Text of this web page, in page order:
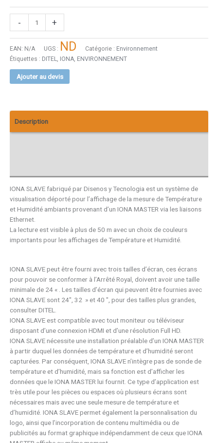
- +
EAN: N/A UGS : ND Catégorie : Environnement
Étiquettes : DITEL, IONA, ENVIRONNEMENT
Ajouter au devis
Description
IONA SLAVE fabriqué par Disenos y Tecnologia est un système de
visualisation déporté pour l’affichage de la mesure de Température
et Humidité ambiants provenant d’un IONA MASTER via les liaisons
Ethernet.
La lecture est visible à plus de 50 m avec un choix de couleurs
importants pour les affichages de Température et Humidité.
IONA SLAVE peut être fourni avec trois tailles d’écran, ces écrans
pour pouvoir se conformer à l’Arrêté Royal, doivent avoir une taille
minimale de 24 « . Les tailles d’écran qui peuvent être fournies avec
IONA SLAVE sont 24″, 32 » et 40 ″, pour des tailles plus grandes,
consulter DITEL.
IONA SLAVE est compatible avec tout moniteur ou téléviseur
disposant d’une connexion HDMI et d’une résolution Full HD.
IONA SLAVE nécessite une installation préalable d’un IONA MASTER
à partir duquel les données de température et d’humidité seront
capturées. Par conséquent, IONA SLAVE n’intègre pas de sonde de
température et d’humidité, mais sa fonction est d’afficher les
données que le IONA MASTER lui fournit. Ce type d’application est
très utile pour les pièces ou espaces où plusieurs écrans sont
nécessaires mais avec une seule mesure de température et
d’humidité. IONA SLAVE permet également la personnalisation du
logo, ainsi que l’incorporation de contenu multimédia ou de
publicités au format graphique indépendamment de ceux que IONA